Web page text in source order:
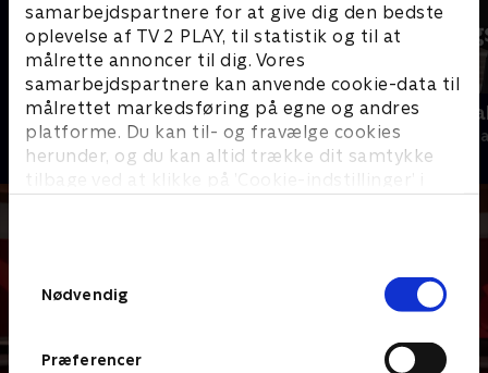
samarbejdspartnere for at give dig den bedste
oplevelse af TV 2 PLAY, til statistik og til at
målrette annoncer til dig. Vores
samarbejdspartnere kan anvende cookie-data til
målrettet markedsføring på egne og andres
platforme. Du kan til- og fravælge cookies
herunder, og du kan altid trække dit samtykke
tilbage ved at klikke på ’Cookie-indstillinger’ i
Nødvendig
Præferencer
Presselogen
Nyheder & Magasiner Nyheder &